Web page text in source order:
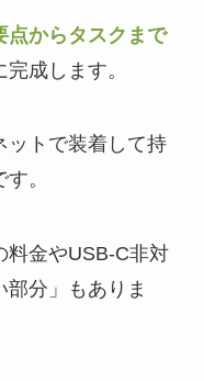
点からタスクまで
成します。
ットで装着して持
。
料金やUSB-C非対
分」もありま